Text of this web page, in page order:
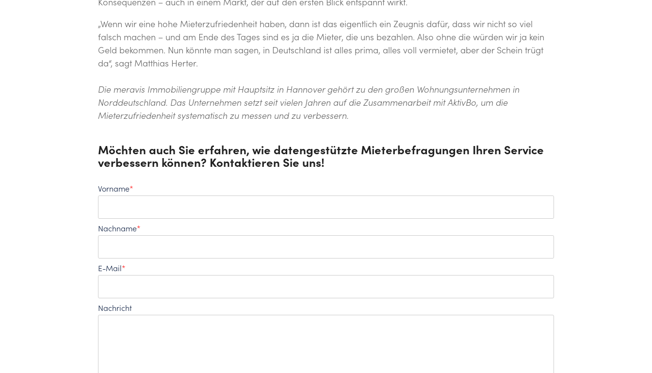
„Wenn wir eine hohe Mieterzufriedenheit haben, dann ist das eigentlich ein Zeugnis dafür, dass wir nicht so viel
falsch machen – und am Ende des Tages sind es ja die Mieter, die uns bezahlen. Also ohne die würden wir ja kein
Geld bekommen. Nun könnte man sagen, in Deutschland ist alles prima, alles voll vermietet, aber der Schein trügt
da“, sagt Matthias Herter.
Die meravis Immobiliengruppe mit Hauptsitz in Hannover gehört zu den großen Wohnungsunternehmen in
Norddeutschland. Das Unternehmen setzt seit vielen Jahren auf die Zusammenarbeit mit AktivBo, um die
Mieterzufriedenheit systematisch zu messen und zu verbessern.
Möchten auch Sie erfahren, wie datengestützte Mieterbefragungen Ihren Service
verbessern können? Kontaktieren Sie uns!
Vorname*
Nachname*
E-Mail*
Nachricht